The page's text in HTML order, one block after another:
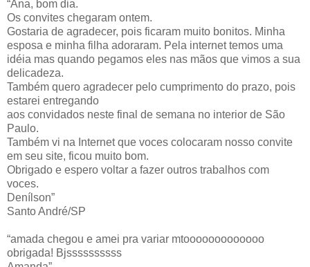
“Ana, bom dia.
Os convites chegaram ontem.
Gostaria de agradecer, pois ficaram muito bonitos. Minha
esposa e minha filha adoraram. Pela internet temos uma
idéia mas quando pegamos eles nas mãos que vimos a sua
delicadeza.
Também quero agradecer pelo cumprimento do prazo, pois
estarei entregando
aos convidados neste final de semana no interior de São
Paulo.
Também vi na Internet que voces colocaram nosso convite
em seu site, ficou muito bom.
Obrigado e espero voltar a fazer outros trabalhos com
voces.
Denílson”
Santo André/SP
“amada chegou e amei pra variar mtooooooooooooo
obrigada! Bjssssssssss